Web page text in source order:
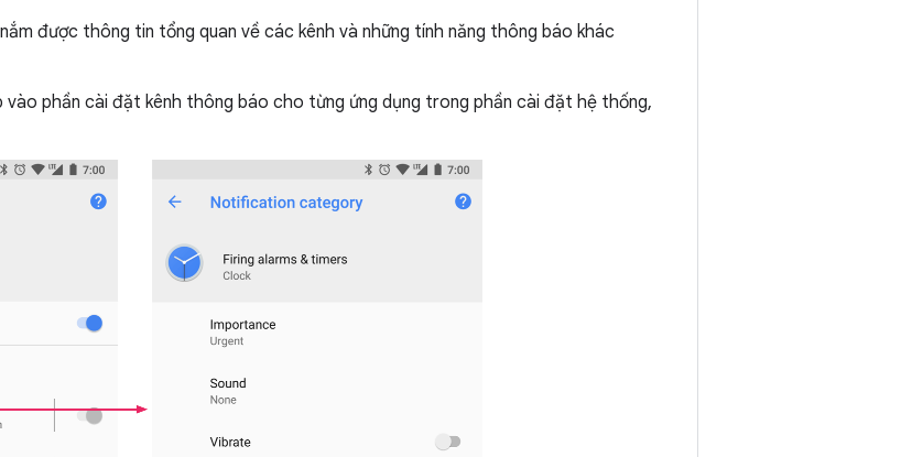
được thông tin tổng quan về các kênh và những tính năng thông báo khác
vào phần cài đặt kênh thông báo cho từng ứng dụng trong phần cài đặt hệ thống,